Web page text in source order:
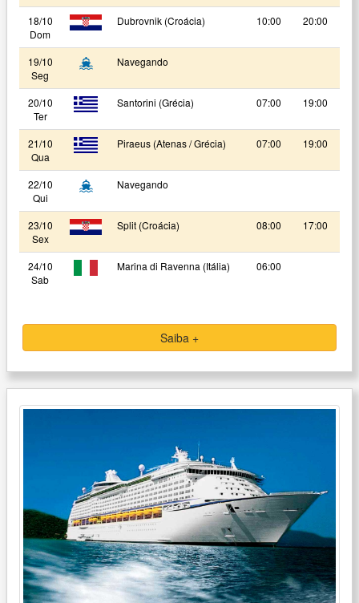
18/10
Dom
Dubrovnik (Croácia) 10:00 20:00
19/10
Seg
Navegando
20/10
Ter
Santorini (Grécia) 07:00 19:00
21/10
Qua
Piraeus (Atenas / Grécia) 07:00 19:00
22/10
Qui
Navegando
23/10
Sex
Split (Croácia) 08:00 17:00
24/10
Sab
Marina di Ravenna (Itália) 06:00
Saiba +